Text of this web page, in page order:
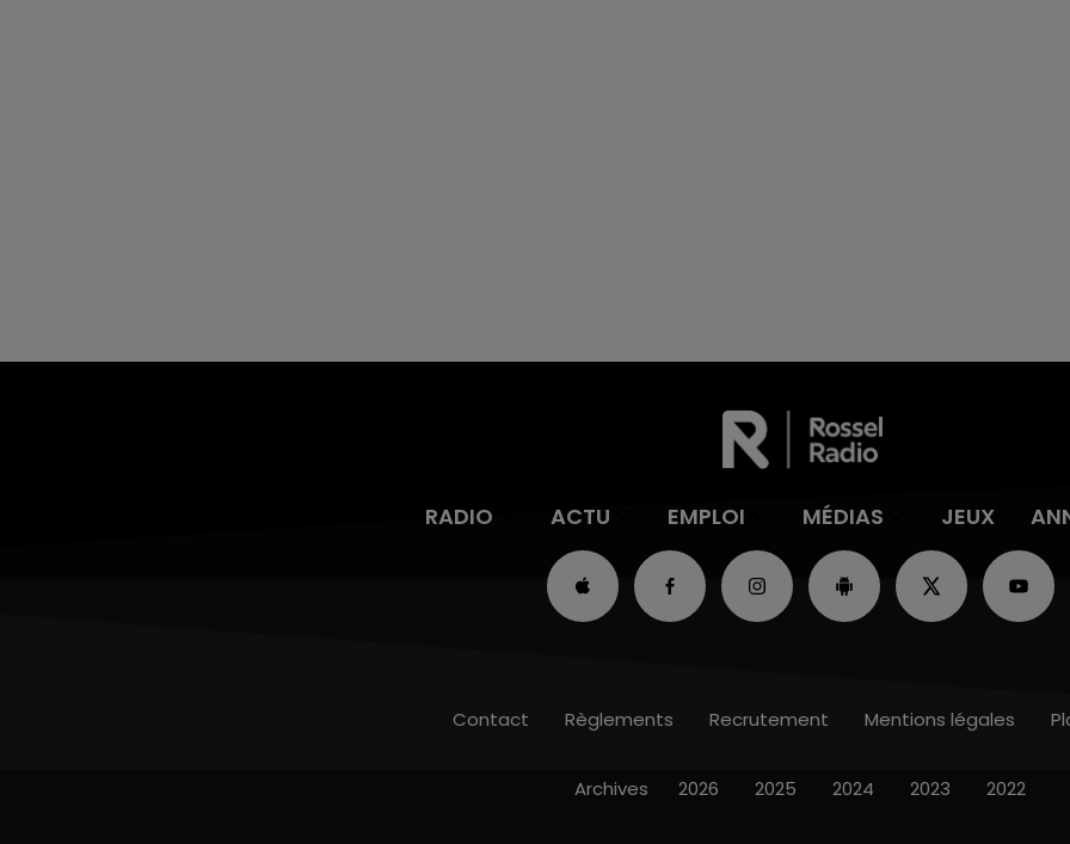
RADIO ACTU EMPLOI MÉDIAS JEUX
Contact Règlements Recrutement Mentions légales
Archives 2026 2025 2024 2023 2022